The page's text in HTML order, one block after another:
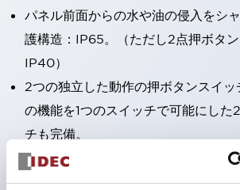
パネル前面からの水や油の侵入をシ
護構造：IP65。（ただし2点押ボタ
IP40）
2つの独立した動作の押ボタンスイ
の機能を1つのスイッチで可能にした
チも完備。
ワールドワイドなニーズに対応する
1つで6色の役をこなすLED球（